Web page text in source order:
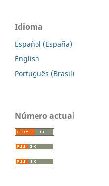
Idioma
Español (España)
English
Português (Brasil)
Número actual